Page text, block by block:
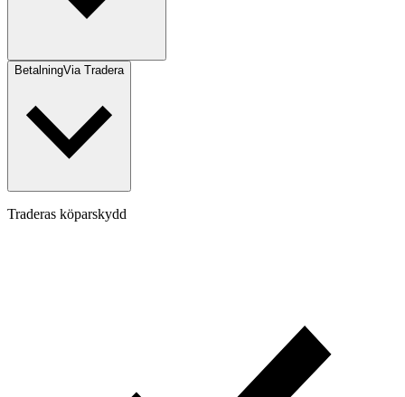
BetalningVia Tradera
Traderas köparskydd